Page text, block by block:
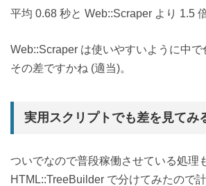
平均 0.68 秒と Web::Scraper より 1.5
Web::Scraper は使いやすいように中
その差ですかね (適当)。
実用スクリプトでも差を見てみ
ついでなので普段稼働させている処理
HTML::TreeBuilder で分けてみたので